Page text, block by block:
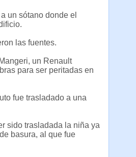
un sótano donde el
las fuentes.
un Renault
para ser peritadas en
fue trasladado a una
sido trasladada la niña ya
basura, al que fue